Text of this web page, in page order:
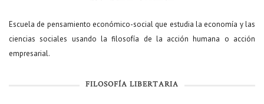
Escuela de pensamiento económico-social que estudia la economía y las
ciencias sociales usando la filosofía de la acción humana o acción
empresarial.
FILOSOFÍA LIBERTARIA